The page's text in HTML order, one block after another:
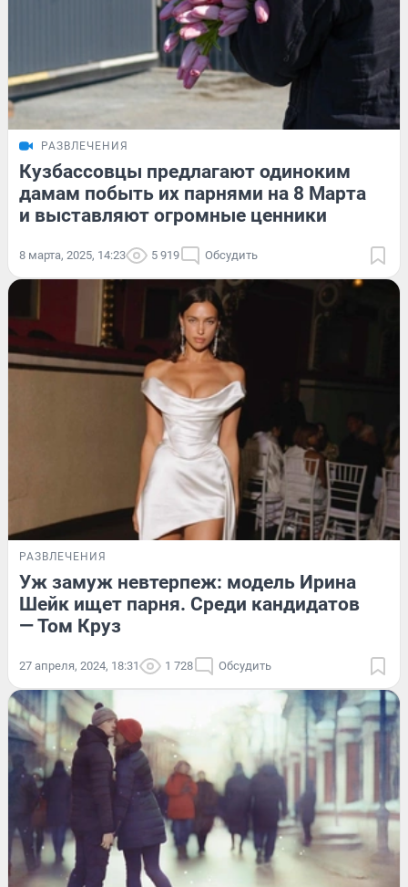
РАЗВЛЕЧЕНИЯ
Кузбассовцы предлагают одиноким
дамам побыть их парнями на 8 Марта
и выставляют огромные ценники
8 марта, 2025, 14:23 5 919 Обсудить
РАЗВЛЕЧЕНИЯ
Уж замуж невтерпеж: модель Ирина
Шейк ищет парня. Среди кандидатов
— Том Круз
27 апреля, 2024, 18:31 1 728 Обсудить